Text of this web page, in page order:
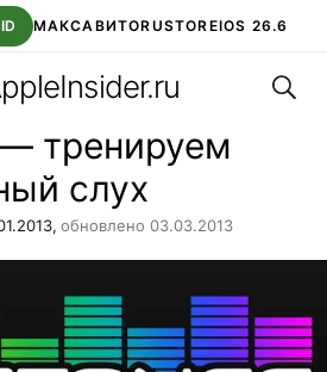
МАКСАВИТОRUSTOREIOS 26.6
ОНЛАЙН ЧАТ В ROBLOX
тренируем
слух
обновлено 03.03.2013